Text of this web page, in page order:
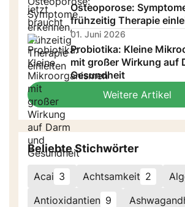
Osteoporose:
frühzeitig Therapie
01. Juni 2026
Probiotika: Kleine
mit großer Wirkung auf
Gesundheit
Weitere Artikel
Beliebte Stichwörter
Acai 3 Achtsamkeit 2
Antioxidantien 9